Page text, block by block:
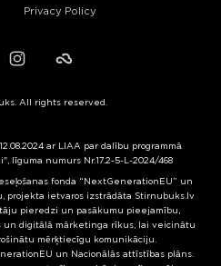
Privacy Policy
InstagramFailiem.lv
All rights reserved.
ar LIAA par dalību programmā
līguma numurs Nr.17.2-5-L-2024/468
fonda “NextGenerationEU” un
projekta ietvaros izstrādāta Stirnubuks.lv
pieredzi un pasākumu pieejamību,
digitālā mārketinga rīkus, lai veicinātu
mērķtiecīgu komunikāciju.
un Nacionālās attīstības plāns.